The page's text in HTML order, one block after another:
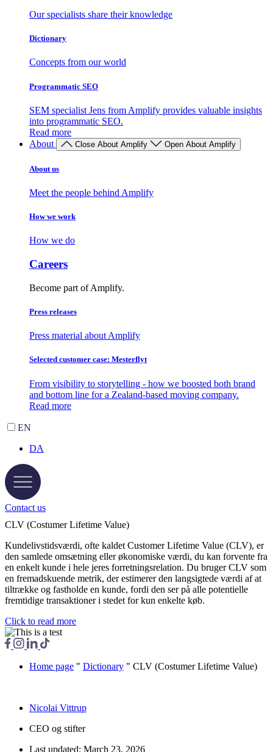
Our specialists share their knowledge
Dictionary
Concepts from our world
Programmatic SEO
SEM specialist Jens from Amplify provides valuable insights
into programmatic SEO.
Read more
About
Close About Amplify Open About Amplify
About us
Meet the people behind Amplify
How we work
How we do
Careers
Become part of Amplify.
Press releases
Press material about Amplify
Selected customer case: Mesterflyt
From visibility to storytelling - how we boosted both brand
and bottom line for a Zealand-based moving company.
Read more
EN
DA
Contact us
CLV (Costumer Lifetime Value)
Kundelivstidsværdi, ofte kaldet Customer Lifetime Value (CLV), er
den samlede omsætning eller økonomiske værdi, du kan forvente fra
en enkelt kunde i hele jeres forretningsrelation. Du bruger CLV som
en fremadskuende metrik, der estimerer den langsigtede værdi af at
tiltrække og fastholde en kunde, fordi den ser på alle potentielle
fremtidige transaktioner i stedet for kun enkelte køb.
Click to read more
Home page " Dictionary " CLV (Costumer Lifetime Value)
Nicolai Vittrup
CEO og stifter
Last updated: March 23, 2026